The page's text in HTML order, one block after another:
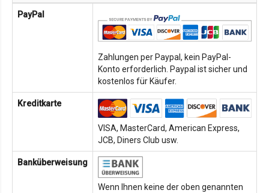
PayPal
Zahlungen per Paypal, kein PayPal-
Konto erforderlich. Paypal ist sicher und
kostenlos für Käufer.
Kreditkarte
VISA, MasterCard, American Express,
JCB, Diners Club usw.
Banküberweisung
Wenn Ihnen keine der oben genannten